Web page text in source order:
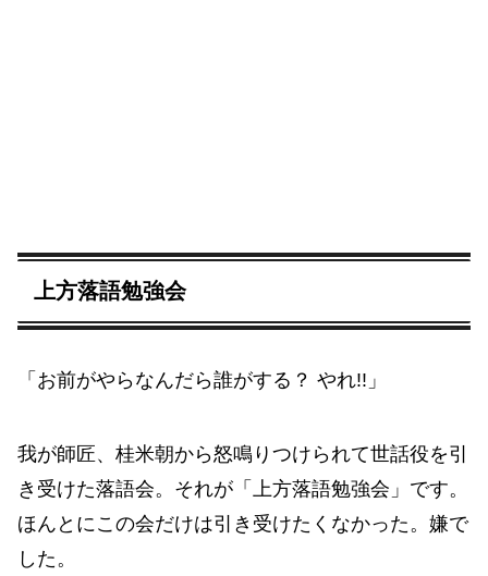
上方落語勉強会
「お前がやらなんだら誰がする？ やれ!!」
我が師匠、桂米朝から怒鳴りつけられて世話役を引
き受けた落語会。それが「上方落語勉強会」です。
ほんとにこの会だけは引き受けたくなかった。嫌で
した。